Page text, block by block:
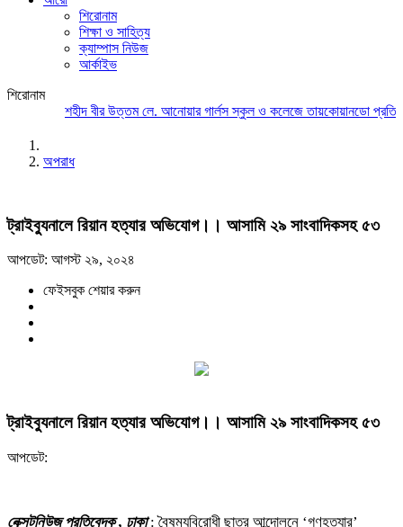
শিরোনাম
শিক্ষা ও সাহিত্য
ক্যাম্পাস নিউজ
আর্কাইভ
শিরোনাম
শহীদ বীর উত্তম লে. আনোয়ার গার্লস স্কুল ও কলেজে তায়কোয়ানডো
অপরাধ
ট্রাইব্যুনালে রিয়ান হত্যার অভিযোগ।। আসামি ২৯ সাংবাদিকসহ ৫৩
আপডেট: আগস্ট ২৯, ২০২৪
ফেইসবুক শেয়ার করুন
ট্রাইব্যুনালে রিয়ান হত্যার অভিযোগ।। আসামি ২৯ সাংবাদিকসহ ৫৩
আপডেট:
নেক্সটনিউজ প্রতিবেদক , ঢাকা: বৈষম্যবিরোধী ছাত্র আন্দোলনে ‘গণহত্যার’